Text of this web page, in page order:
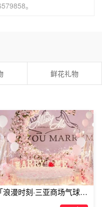
低度数的少女酒
约上闺蜜一起疯？没有什
。
鲜花礼物
「浪漫时刻·三亚商场气球雨